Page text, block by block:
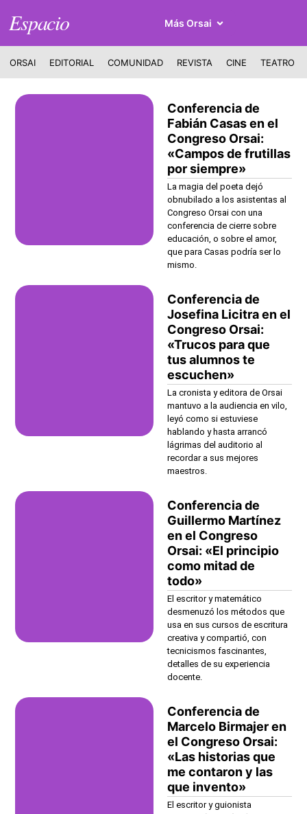
Espacio Más Orsai
ORSAI EDITORIAL COMUNIDAD REVISTA CINE TEATRO
Conferencia de
Fabián Casas en el
Congreso Orsai:
«Campos de frutillas
por siempre»
La magia del poeta dejó
obnubilado a los asistentas al
Congreso Orsai con una
conferencia de cierre sobre
educación, o sobre el amor,
que para Casas podría ser lo
mismo.
Conferencia de
Josefina Licitra en el
Congreso Orsai:
«Trucos para que
tus alumnos te
escuchen»
La cronista y editora de Orsai
mantuvo a la audiencia en vilo,
leyó como si estuviese
hablando y hasta arrancó
lágrimas del auditorio al
recordar a sus mejores
maestros.
Conferencia de
Guillermo Martínez
en el Congreso
Orsai: «El principio
como mitad de
todo»
El escritor y matemático
desmenuzó los métodos que
usa en sus cursos de escritura
creativa y compartió, con
tecnicismos fascinantes,
detalles de su experiencia
docente.
Conferencia de
Marcelo Birmajer en
el Congreso Orsai:
«Las historias que
me contaron y las
que invento»
El escritor y guionista